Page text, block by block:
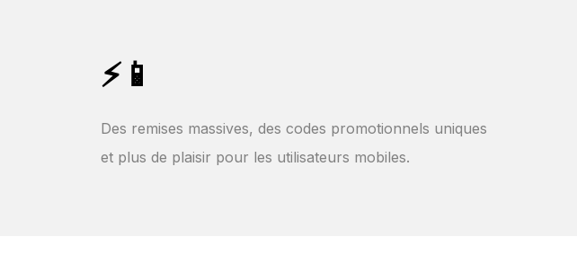
⚡📱
Des remises massives, des codes promotionnels uniques
et plus de plaisir pour les utilisateurs mobiles.